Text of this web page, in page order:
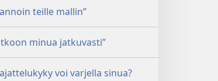
teille mallin”
minua jatkuvasti”
voi varjella sinua?